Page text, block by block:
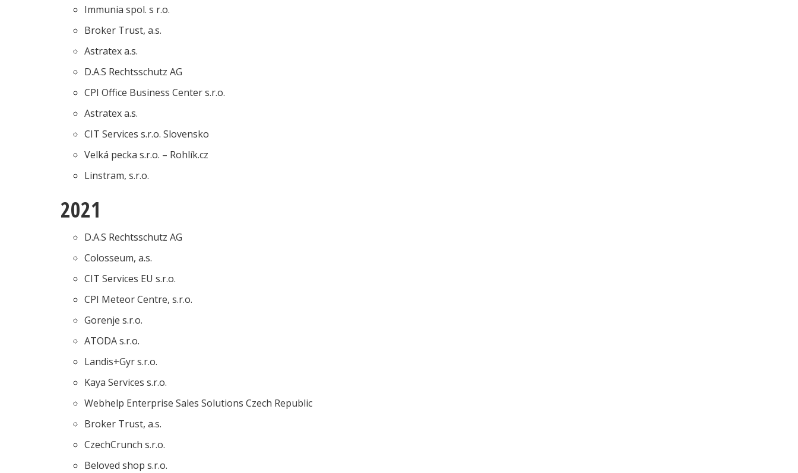
Immunia spol. s r.o.
Broker Trust, a.s.
Astratex a.s.
D.A.S Rechtsschutz AG
CPI Office Business Center s.r.o.
Astratex a.s.
CIT Services s.r.o. Slovensko
Velká pecka s.r.o. – Rohlík.cz
Linstram, s.r.o.
2021
D.A.S Rechtsschutz AG
Colosseum, a.s.
CIT Services EU s.r.o.
CPI Meteor Centre, s.r.o.
Gorenje s.r.o.
ATODA s.r.o.
Landis+Gyr s.r.o.
Kaya Services s.r.o.
Webhelp Enterprise Sales Solutions Czech Republic
Broker Trust, a.s.
CzechCrunch s.r.o.
Beloved shop s.r.o.